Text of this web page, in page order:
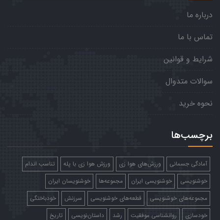
درباره ما
تماس با ما
شرایط و قوانین
سوالات متدوال
نحوه خرید
برچسب‌ها
آمادگی جسمانی ورزش‌های هوا زی ورزش هوا زی با پله
تناسب اندام
خوشنویسی
خوشنویسی ایران مجموعه‌ها
خوشنویسان ایران
مجموعه‌های خوشنویسی
قطعه‌های خوشنویسی سرزنش
خودباختگی
خودسازی
روانشناسی موفقیت رشد داستان‌نویسی تاریخ